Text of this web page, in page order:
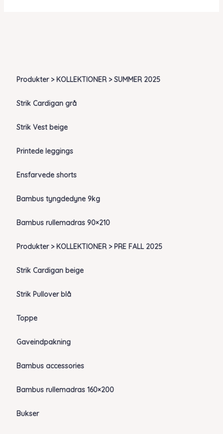
Produkter > KOLLEKTIONER > SUMMER 2025
Strik Cardigan grå
Strik Vest beige
Printede leggings
Ensfarvede shorts
Bambus tyngdedyne 9kg
Bambus rullemadras 90×210
Produkter > KOLLEKTIONER > PRE FALL 2025
Strik Cardigan beige
Strik Pullover blå
Toppe
Gaveindpakning
Bambus accessories
Bambus rullemadras 160×200
Bukser